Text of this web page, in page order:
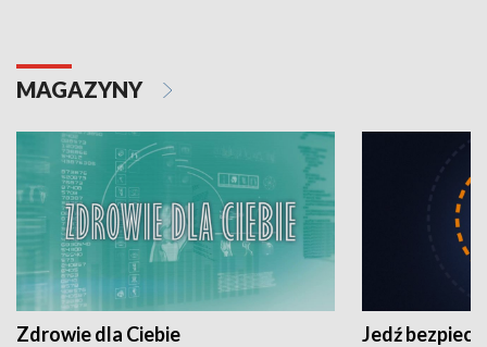
MAGAZYNY
Zdrowie dla Ciebie Jedź